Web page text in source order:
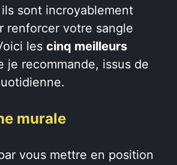
sont incroyablement
renforcer votre sangle
les cinq meilleurs
je recommande, issus de
murale
vous mettre en position